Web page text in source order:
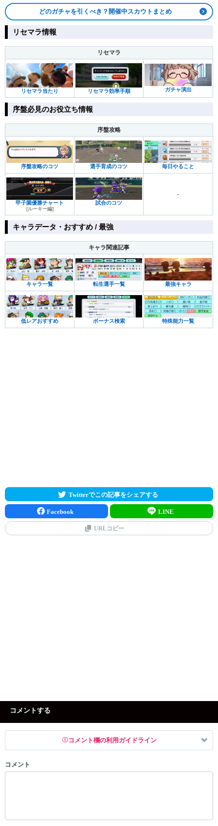
どのガチャを引くべき？開催中スカウトまとめ
リセマラ情報
リセマラ
リセマラ当たり リセマラ効率手順 ガチャ演出
序盤必見のお役立ち情報
序盤攻略
序盤攻略のコツ 選手育成のコツ 毎日やること
甲子園優勝チャート
[ルーキー編]
試合のコツ
-
キャラデータ・おすすめ / 最強
キャラ関連記事
キャラ一覧 転生選手一覧 最強キャラ
低レアおすすめ ボーナス検索 特殊能力一覧
Twitterでこの記事をシェアする
Facebook LINE
URLコピー
コメントする
コメント欄の利用ガイドライン
以下の書き込みを禁止とし、場合によってはコメント削除や書き込み制
コメント